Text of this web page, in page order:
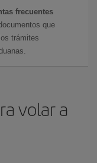
frecuentes
que
trámites
volar a